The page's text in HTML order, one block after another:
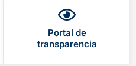
Portal de
transparencia